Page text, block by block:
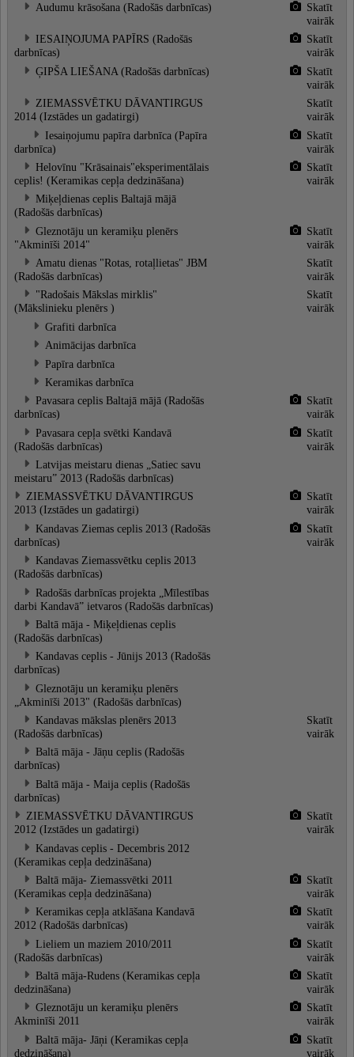
Audumu krāsošana (Radošās darbnīcas)
Skatīt
vairāk
IESAIŅOJUMA PAPĪRS (Radošās
darbnīcas)
Skatīt
vairāk
ĢIPŠA LIEŠANA (Radošās darbnīcas)
Skatīt
vairāk
ZIEMASSVĒTKU DĀVANTIRGUS
2014 (Izstādes un gadatirgi)
Skatīt
vairāk
Iesaiņojumu papīra darbnīca (Papīra
darbnīca)
Skatīt
vairāk
Helovīnu "Krāsainais"eksperimentālais
ceplis! (Keramikas cepļa dedzināšana)
Skatīt
vairāk
Miķeļdienas ceplis Baltajā mājā
(Radošās darbnīcas)
Gleznotāju un keramiķu plenērs
"Akminīši 2014"
Skatīt
vairāk
Amatu dienas "Rotas, rotaļlietas" JBM
(Radošās darbnīcas)
Skatīt
vairāk
"Radošais Mākslas mirklis"
(Mākslinieku plenērs )
Skatīt
vairāk
Grafiti darbnīca
Animācijas darbnīca
Papīra darbnīca
Keramikas darbnīca
Pavasara ceplis Baltajā mājā (Radošās
darbnīcas)
Skatīt
vairāk
Pavasara cepļa svētki Kandavā
(Radošās darbnīcas)
Skatīt
vairāk
Latvijas meistaru dienas „Satiec savu
meistaru” 2013 (Radošās darbnīcas)
ZIEMASSVĒTKU DĀVANTIRGUS
2013 (Izstādes un gadatirgi)
Skatīt
vairāk
Kandavas Ziemas ceplis 2013 (Radošās
darbnīcas)
Skatīt
vairāk
Kandavas Ziemassvētku ceplis 2013
(Radošās darbnīcas)
Radošās darbnīcas projekta „Mīlestības
darbi Kandavā” ietvaros (Radošās darbnīcas)
Baltā māja - Miķeļdienas ceplis
(Radošās darbnīcas)
Kandavas ceplis - Jūnijs 2013 (Radošās
darbnīcas)
Gleznotāju un keramiķu plenērs
„Akminīši 2013" (Radošās darbnīcas)
Kandavas mākslas plenērs 2013
(Radošās darbnīcas)
Skatīt
vairāk
Baltā māja - Jāņu ceplis (Radošās
darbnīcas)
Baltā māja - Maija ceplis (Radošās
darbnīcas)
ZIEMASSVĒTKU DĀVANTIRGUS
2012 (Izstādes un gadatirgi)
Skatīt
vairāk
Kandavas ceplis - Decembris 2012
(Keramikas cepļa dedzināšana)
Baltā māja- Ziemassvētki 2011
(Keramikas cepļa dedzināšana)
Skatīt
vairāk
Keramikas cepļa atklāšana Kandavā
2012 (Radošās darbnīcas)
Skatīt
vairāk
Lieliem un maziem 2010/2011
(Radošās darbnīcas)
Skatīt
vairāk
Baltā māja-Rudens (Keramikas cepļa
dedzināšana)
Skatīt
vairāk
Gleznotāju un keramiķu plenērs
Akminīši 2011
Skatīt
vairāk
Baltā māja- Jāņi (Keramikas cepļa
dedzināšana)
Skatīt
vairāk